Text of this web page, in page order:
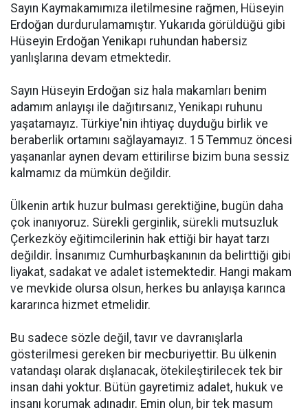
Sayın Kaymakamımıza iletilmesine rağmen, Hüseyin
Erdoğan durdurulamamıştır. Yukarıda görüldüğü gibi
Hüseyin Erdoğan Yenikapı ruhundan habersiz
yanlışlarına devam etmektedir.
Sayın Hüseyin Erdoğan siz hala makamları benim
adamım anlayışı ile dağıtırsanız, Yenikapı ruhunu
yaşatamayız. Türkiye'nin ihtiyaç duyduğu birlik ve
beraberlik ortamını sağlayamayız. 15 Temmuz öncesi
yaşananlar aynen devam ettirilirse bizim buna sessiz
kalmamız da mümkün değildir.
Ülkenin artık huzur bulması gerektiğine, bugün daha
çok inanıyoruz. Sürekli gerginlik, sürekli mutsuzluk
Çerkezköy eğitimcilerinin hak ettiği bir hayat tarzı
değildir. İnsanımız Cumhurbaşkanının da belirttiği gibi
liyakat, sadakat ve adalet istemektedir. Hangi makam
ve mevkide olursa olsun, herkes bu anlayışa karınca
kararınca hizmet etmelidir.
Bu sadece sözle değil, tavır ve davranışlarla
gösterilmesi gereken bir mecburiyettir. Bu ülkenin
vatandaşı olarak dışlanacak, ötekileştirilecek tek bir
insan dahi yoktur. Bütün gayretimiz adalet, hukuk ve
insanı korumak adınadır. Emin olun, bir tek masum